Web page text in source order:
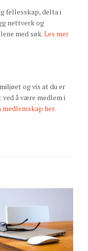
fellesskap, delta i
nettverk og
med søk.Les mer
og vis at du er
å være medlem i
medlemskap her.